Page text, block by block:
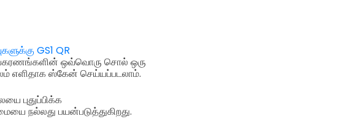
GS1 QR
ஒவ்வொரு சொல் ஒரு
எளிதாக ஸ்கேன் செய்யப்படலாம்.
புதுப்பிக்க
நல்லது பயன்படுத்துகிறது.